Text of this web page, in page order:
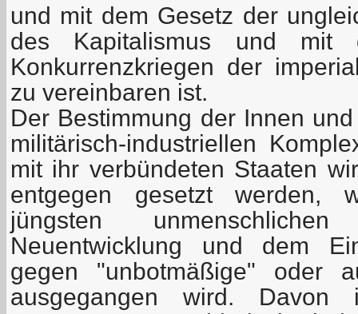
und mit dem Gesetz der
des Kapitalismus und mit
Konkurrenzkriegen der
zu vereinbaren ist.
Der Bestimmung der Innen
militärisch-industriellen
mit ihr verbündeten Staaten
entgegen gesetzt werden,
jüngsten
Neuentwicklung und dem
gegen "unbotmäßige" oder
ausgegangen wird.